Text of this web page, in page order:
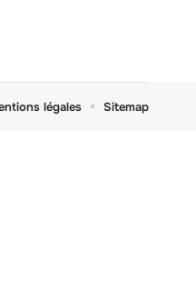
légales Sitemap